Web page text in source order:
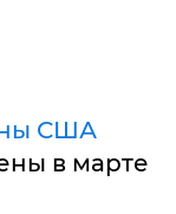
США
в марте